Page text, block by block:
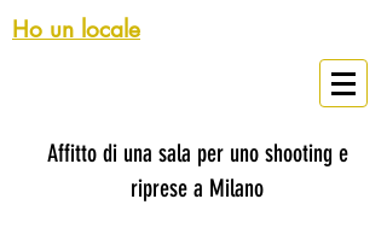
Ho un locale
Affitto di una sala per uno shooting e
riprese a Milano